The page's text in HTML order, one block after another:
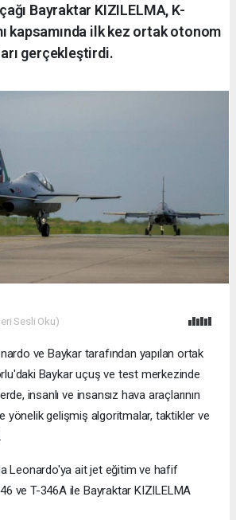
Bayraktar KIZILELMA, K-
kapsamında ilk kez ortak otonom
gerçekleştirdi.
Sesli Oku)
ve Baykar tarafından yapılan ortak
Baykar uçuş ve test merkezinde
insanlı ve insansız hava araçlarının
yönelik gelişmiş algoritmalar, taktikler ve
Leonardo'ya ait jet eğitim ve hafif
ve T-346A ile Bayraktar KIZILELMA